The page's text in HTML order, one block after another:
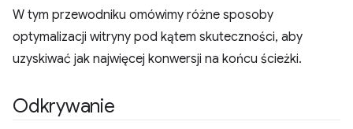
W tym przewodniku omówimy różne sposoby
optymalizacji witryny pod kątem skuteczności, aby
uzyskiwać jak najwięcej konwersji na końcu ścieżki.
Odkrywanie